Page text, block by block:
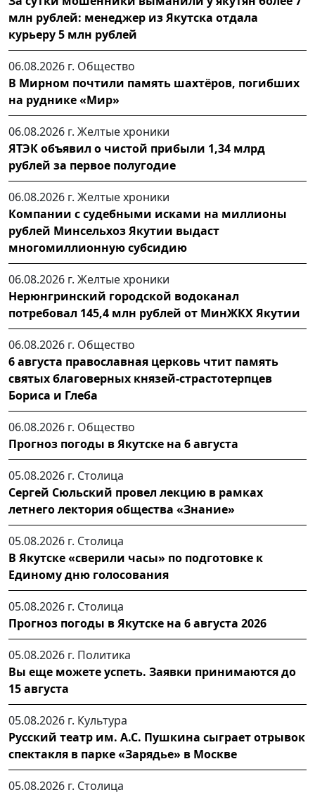
млн рублей: менеджер из Якутска отдала
курьеру 5 млн рублей
06.08.2026 г. Общество
В Мирном почтили память шахтёров, погибших
на руднике «Мир»
06.08.2026 г. Желтые хроники
ЯТЭК объявил о чистой прибыли 1,34 млрд
рублей за первое полугодие
06.08.2026 г. Желтые хроники
Компании с судебными исками на миллионы
рублей Минсельхоз Якутии выдаст
многомиллионную субсидию
06.08.2026 г. Желтые хроники
Нерюнгринский городской водоканал
потребовал 145,4 млн рублей от МинЖКХ Якутии
06.08.2026 г. Общество
6 августа православная церковь чтит память
святых благоверных князей-страстотерпцев
Бориса и Глеба
06.08.2026 г. Общество
Прогноз погоды в Якутске на 6 августа
05.08.2026 г. Столица
Сергей Сюльский провел лекцию в рамках
летнего лектория общества «Знание»
05.08.2026 г. Столица
В Якутске «сверили часы» по подготовке к
Единому дню голосования
05.08.2026 г. Столица
Прогноз погоды в Якутске на 6 августа 2026
05.08.2026 г. Политика
Вы еще можете успеть. Заявки принимаются до
15 августа
05.08.2026 г. Культура
Русский театр им. А.С. Пушкина сыграет отрывок
спектакля в парке «Зарядье» в Москве
05.08.2026 г. Столица